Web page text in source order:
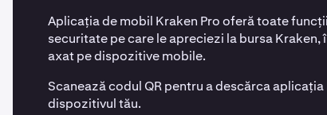
Aplicația de mobil Kraken Pro oferă toate
securitate pe care le apreciezi la bursa Kraken,
axat pe dispozitive mobile.
Scanează codul QR pentru a descărca aplicația
dispozitivul tău.